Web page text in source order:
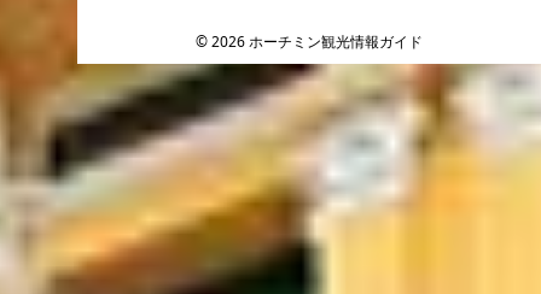
© 2026 ホーチミン観光情報ガイド